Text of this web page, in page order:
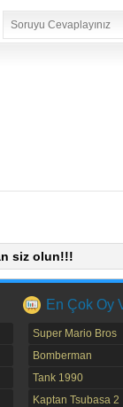
siz olun!!!
En Çok Oy
Super Mario Bros
Bomberman
Tank 1990
Kaptan Tsubasa 2